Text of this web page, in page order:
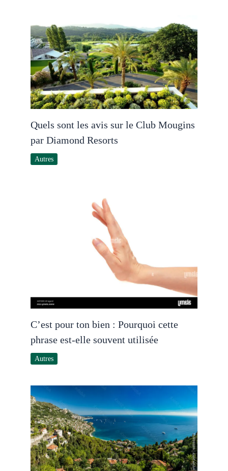
Quels sont les avis sur le Club Mougins
par Diamond Resorts
Autres
C’est pour ton bien : Pourquoi cette
phrase est-elle souvent utilisée
Autres